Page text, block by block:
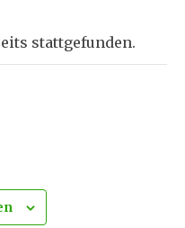
stattgefunden.